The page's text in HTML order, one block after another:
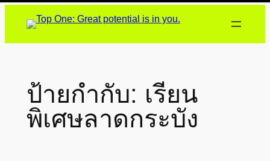
ยัง
ป้ายกำกับ: เรียน
พิเศษลาดกระบัง